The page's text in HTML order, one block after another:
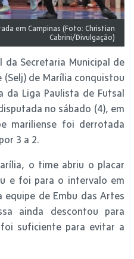
em Campinas (Foto: Christian
Cabrini/Divulgação)
Secretaria Municipal de
(Selj) de Marília conquistou
da Liga Paulista de Futsal
no sábado (4), em
mariliense foi derrotada
3 a 2.
o time abriu o placar
e foi para o intervalo em
de Embu das Artes
ainda descontou para
suficiente para evitar a